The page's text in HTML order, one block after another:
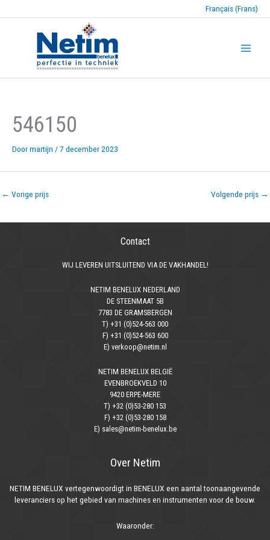
Français (Frans)
546150
Doormartijn /7 december 2023
← Vorige prijs Volgende prijs →
Contact
WIJ LEVEREN UITSLUITEND VIA DE VAKHANDEL!
NETIM BENELUX NEDERLAND
DE STEENMAAT 5B
7783 DE GRAMSBERGEN
T) +31 (0)524-563 000
F) +31 (0)524-563 600
E) verkoop@netim.nl
NETIM BENELUX BELGIË
EVENBROEKVELD 10
9420 ERPE-MERE
T) +32 (0)53-280 153
F) +32 (0)53-280 158
E) sales@netim-benelux.be
Over Netim
NETIM BENELUX vertegenwoordigt in BENELUX een aantal toonaangevende
leveranciers op het gebied van machines en instrumenten voor de bouw.
Waaronder: